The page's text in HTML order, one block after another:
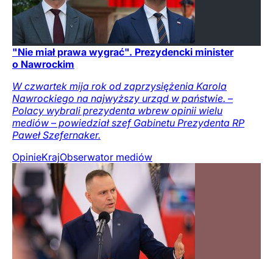
"Nie miał prawa wygrać". Prezydencki minister
o Nawrockim
W czwartek mija rok od zaprzysiężenia Karola
Nawrockiego na najwyższy urząd w państwie. –
Polacy wybrali prezydenta wbrew opinii wielu
mediów – powiedział szef Gabinetu Prezydenta RP
Paweł Szefernaker.
OpinieKrajObserwator mediów